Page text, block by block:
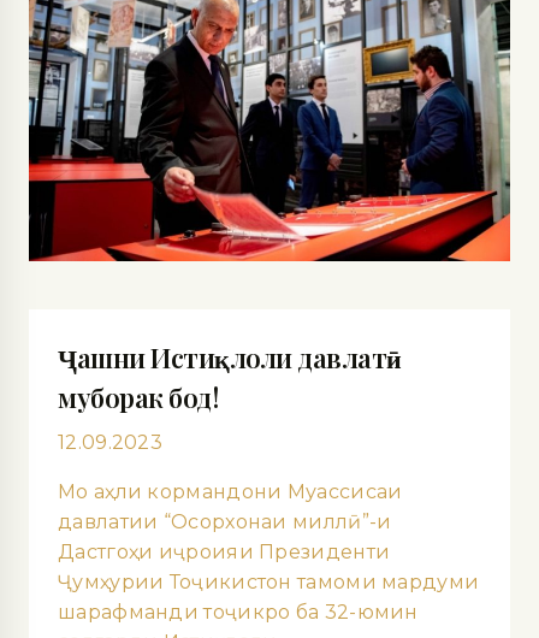
Ҷашни Истиқлоли давлатӣ
муборак бод!
12.09.2023
Мо аҳли кормандони Муассисаи
давлатии “Осорхонаи миллӣ”-и
Дастгоҳи иҷроияи Президенти
Ҷумҳурии Тоҷикистон тамоми мардуми
шарафманди тоҷикро ба 32-юмин